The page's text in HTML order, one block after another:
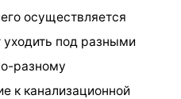
осуществляется
под разными
разному
к канализационной